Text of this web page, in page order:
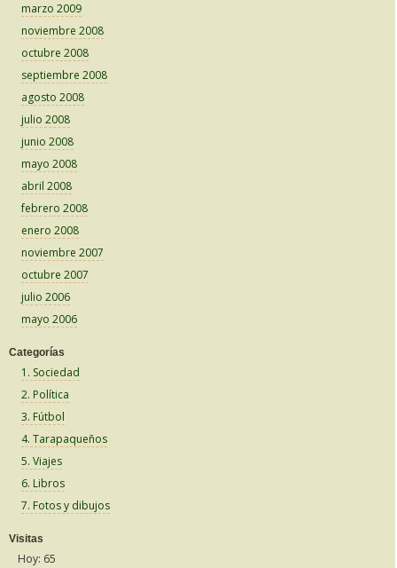
marzo 2009
noviembre 2008
octubre 2008
septiembre 2008
agosto 2008
julio 2008
junio 2008
mayo 2008
abril 2008
febrero 2008
enero 2008
noviembre 2007
octubre 2007
julio 2006
mayo 2006
Categorías
1. Sociedad
2. Política
3. Fútbol
4. Tarapaqueños
5. Viajes
6. Libros
7. Fotos y dibujos
Visitas
Hoy: 65